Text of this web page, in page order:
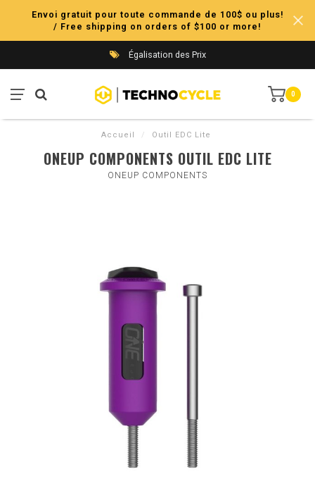
Envoi gratuit pour toute commande de 100$ ou plus!
/ Free shipping on orders of $100 or more!
Égalisation des Prix
0
Accueil / Outil EDC Lite
ONEUP COMPONENTS OUTIL EDC LITE
ONEUP COMPONENTS